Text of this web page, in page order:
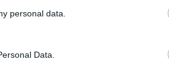
personal data.
Data.
a következtetést,
A
A